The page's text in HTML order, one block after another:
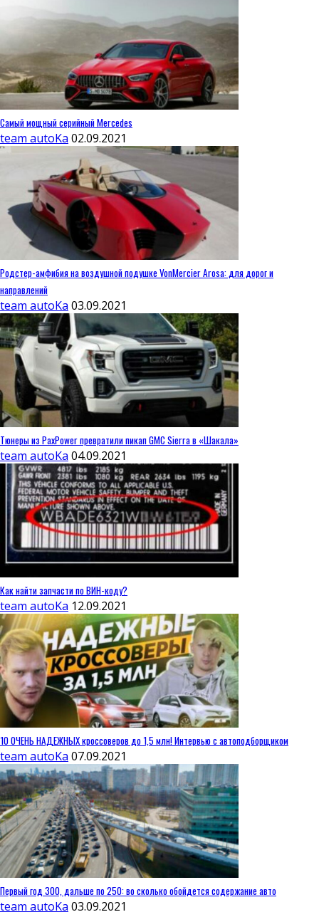
Самый мощный серийный Mercedes
team autoKa 02.09.2021
Родстер-амфибия на воздушной подушке VonMercier Arosa: для дорог и
направлений
team autoKa 03.09.2021
Тюнеры из PaxPower превратили пикап GMC Sierra в «Шакала»
team autoKa 04.09.2021
Как найти запчасти по ВИН-коду?
team autoKa 12.09.2021
10 ОЧЕНЬ НАДЕЖНЫХ кроссоверов до 1,5 млн! Интервью с автоподборщиком
team autoKa 07.09.2021
Первый год 300, дальше по 250: во сколько обойдется содержание авто
team autoKa 03.09.2021